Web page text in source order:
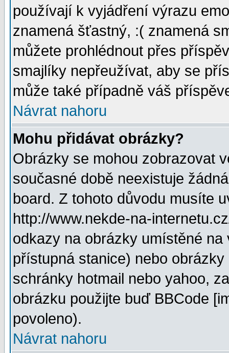
používají k vyjádření výrazu
znamená šťastný, :( znamená
můžete prohlédnout přes
smajlíky nepřeužívat, aby se
může také případně váš
Návrat nahoru
Mohu přidávat obrázky?
Obrázky se mohou zobrazovat
současné době neexistuje
board. Z tohoto důvodu musíte
http://www.nekde-na-
odkazy na obrázky umístěné
přístupná stanice) nebo
schránky hotmail nebo yahoo,
obrázku použijte buď BBCode
povoleno).
Návrat nahoru